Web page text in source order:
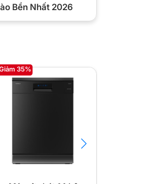
Bền Nhất 2026
35%